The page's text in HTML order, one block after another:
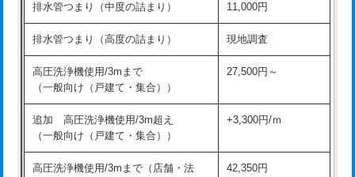
給水管工事※（ホール加工) 16,500円
給水管工事※（バンド止め) 3,300円
給水管工事※（支持金具設置)
給水管工事※（保温材使用（バンド止
め込み）)
5,500円
給水管工事※（土の掘削・埋め戻し作
11,000円
排水管つまり（中度の詰まり） 11,000円
排水管つまり（高度の詰まり） 現地調査
高圧洗浄機使用/3mまで
（一般向け（戸建て・集合））
27,500円～
追加 高圧洗浄機使用/3m超え
（一般向け（戸建て・集合））
+3,300円/ｍ
高圧洗浄機使用/3mまで（店舗・法
42,350円